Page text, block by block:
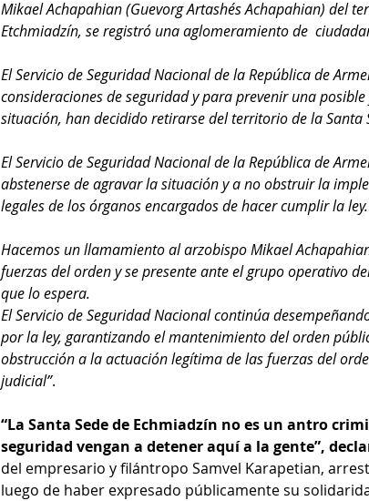
Mikael Achapahian (Guevorg Artashés Achapahian) del
Etchmiadzín, se registró una aglomeramiento de
El Servicio de Seguridad Nacional de la República de
consideraciones de seguridad y para prevenir una
situación, han decidido retirarse del territorio de la Santa
El Servicio de Seguridad Nacional de la República de
abstenerse de agravar la situación y a no obstruir la
legales de los órganos encargados de hacer cumplir la ley.
Hacemos un llamamiento al arzobispo Mikael
fuerzas del orden y se presente ante el grupo operativo
que lo espera.
El Servicio de Seguridad Nacional continúa
por la ley, garantizando el mantenimiento del orden
obstrucción a la actuación legítima de las fuerzas del
judicial”.
“La Santa Sede de Echmiadzín no es un antro
seguridad vengan a detener aquí a la gente”,
del empresario y filántropo Samvel Karapetian,
luego de haber expresado públicamente su